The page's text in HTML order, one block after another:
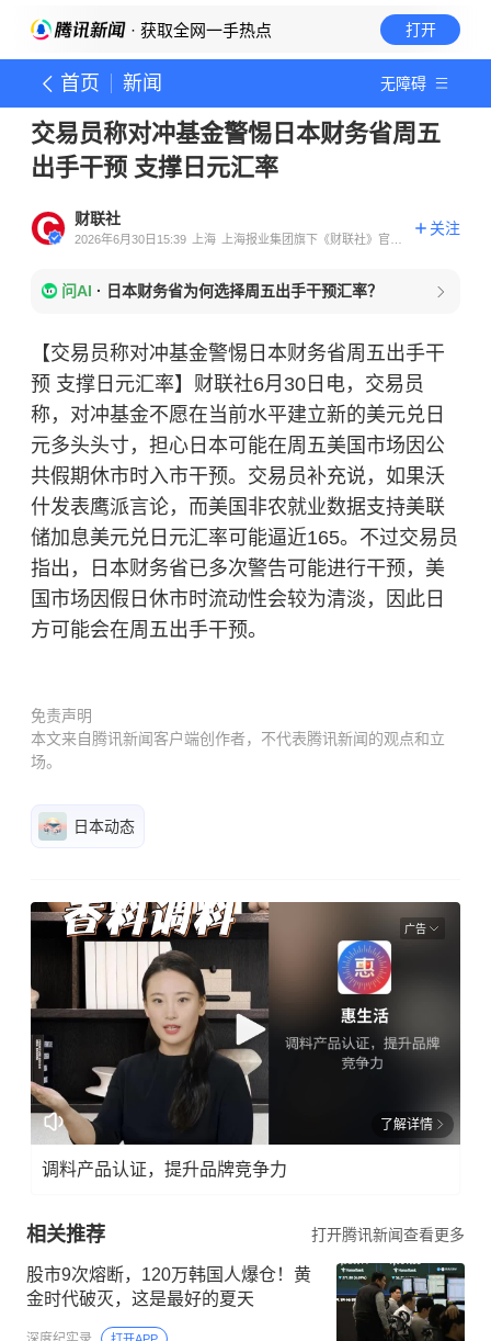
· 获取全网一手热点 打开
首页 新闻 无障碍
交易员称对冲基金警惕日本财务省周五
出手干预 支撑日元汇率
财联社
2026年6月30日15:39 上海
上海报业集团旗下《财联社》官方
关注
问AI · 日本财务省为何选择周五出手干预汇率？
【交易员称对冲基金警惕日本财务省周五出手干
预 支撑日元汇率】财联社6月30日电，交易员
称，对冲基金不愿在当前水平建立新的美元兑日
元多头头寸，担心日本可能在周五美国市场因公
共假期休市时入市干预。交易员补充说，如果沃
什发表鹰派言论，而美国非农就业数据支持美联
储加息美元兑日元汇率可能逼近165。不过交易员
指出，日本财务省已多次警告可能进行干预，美
国市场因假日休市时流动性会较为清淡，因此日
方可能会在周五出手干预。
免责声明
本文来自腾讯新闻客户端创作者，不代表腾讯新闻的观点和立
场。
日本动态
广告
了解详情
调料产品认证，提升品牌竞争力
相关推荐 打开腾讯新闻查看更多
股市9次熔断，120万韩国人爆仓！黄
金时代破灭，这是最好的夏天
打开APP